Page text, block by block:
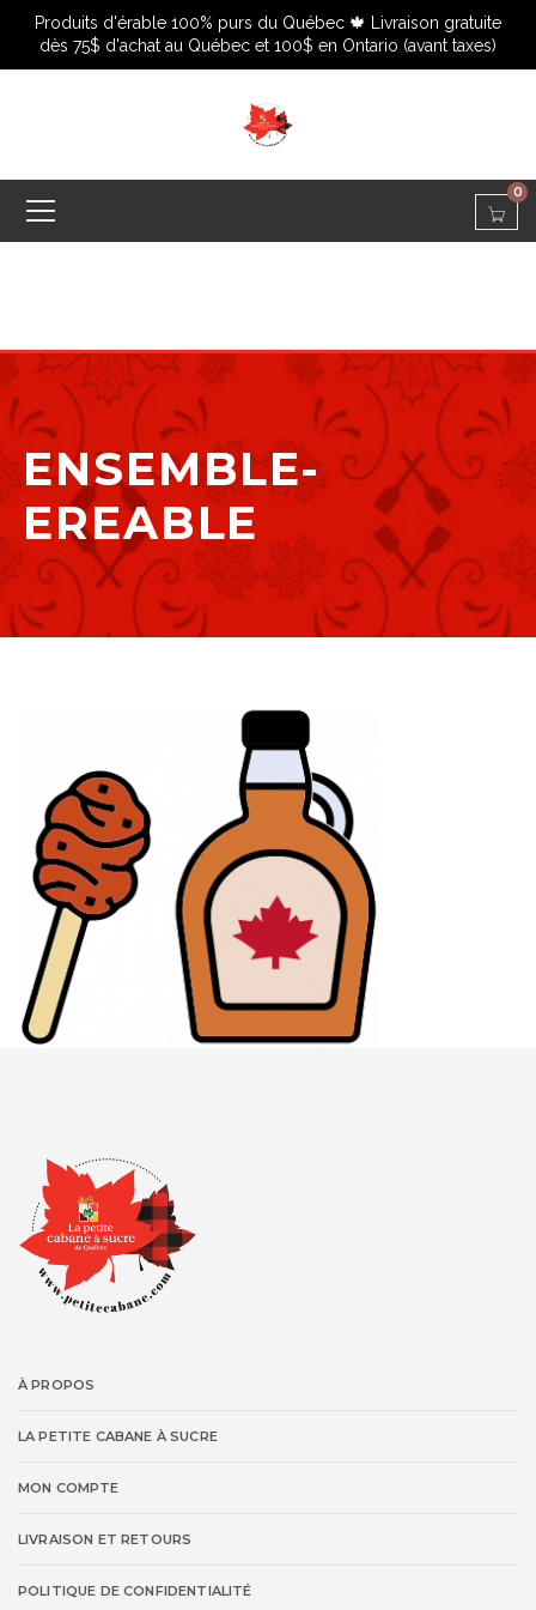
Produits d'érable 100% purs du Québec 🍁 Livraison gratuite
dès 75$ d'achat au Québec et 100$ en Ontario (avant taxes)
0
ENSEMBLE-
EREABLE
À PROPOS
LA PETITE CABANE À SUCRE
MON COMPTE
LIVRAISON ET RETOURS
POLITIQUE DE CONFIDENTIALITÉ